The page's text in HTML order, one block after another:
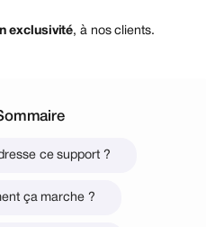
exclusivité, à nos clients.
ce support ?
ça marche ?